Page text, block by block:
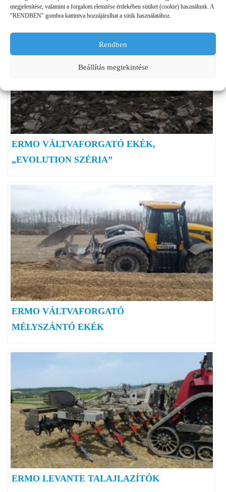
megjelenítése, valamint a forgalom elemzése érdekében sütiket (cookie) használunk. A
"RENDBEN" gombra kattintva hozzájárulhat a sütik használatához.
Rendben
Beállítás megtekintése
ERMO VÁLTVAFORGATÓ EKÉK,
„EVOLUTION SZÉRIA”
ERMO VÁLTVAFORGATÓ
MÉLYSZÁNTÓ EKÉK
ERMO LEVANTE TALAJLAZÍTÓK